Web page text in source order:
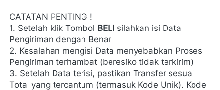
CATATAN PENTING !
1. Setelah klik Tombol BELI silahkan isi Data
Pengiriman dengan Benar
2. Kesalahan mengisi Data menyebabkan Proses
Pengiriman terhambat (beresiko tidak terkirim)
3. Setelah Data terisi, pastikan Transfer sesuai
Total yang tercantum (termasuk Kode Unik). Kode